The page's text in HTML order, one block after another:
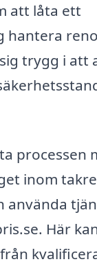
att låta ett
hantera
trygg i att
processen
inom
använda
Här